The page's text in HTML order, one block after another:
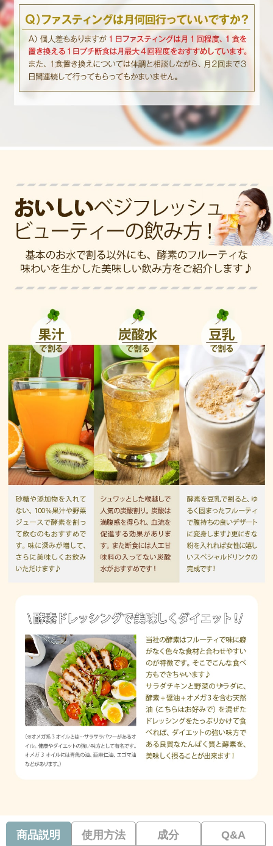
商品説明 使用方法 成分 Q&A